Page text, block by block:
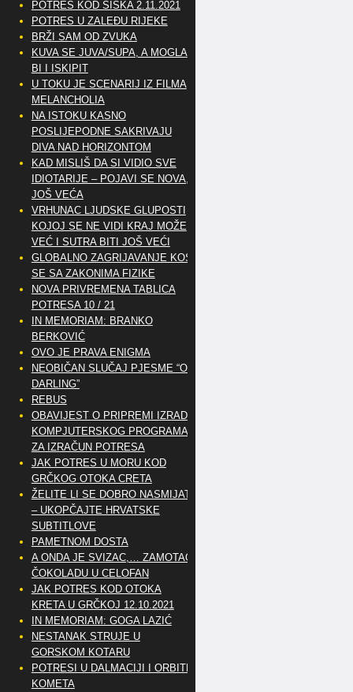
POTRES KOD SISKA 2.11.2021
POTRES U ZALEĐU RIJEKE
BRŽI SAM OD ZVUKA
KUVA SE JUVA/SUPA, A MOGLA
BI I ISKIPIT
U TOKU JE SCENARIJ IZ FILMA
MELANCHOLIA
NA ISTOKU KASNO
POSLIJEPODNE SAKRIVAJU
DIVA NAD HORIZONTOM
KAD MISLIŠ DA SI VIDIO SVE
IDIOTARIJE – POJAVI SE NOVA,..
JOŠ VEĆA
VRHUNAC LJUDSKE GLUPOSTI
KOJOJ SE NE VIDI KRAJ MOŽE
VEĆ I SUTRA BITI JOŠ VEĆI
GLOBALNO ZAGRIJAVANJE KOSI
SE SA ZAKONIMA FIZIKE
NOVA PRIVREMENA TABLICA
POTRESA 10 / 21
IN MEMORIAM: BRANKO
BERKOVIĆ
OVO JE PRAVA ENIGMA
NEOBIČAN SLUČAJ PJESME “OH
DARLING”
REBUS
OBAVIJEST O PRIPREMI IZRADE
KOMPJUTERSKOG PROGRAMA
ZA IZRAČUN POTRESA
JAK POTRES U MORU KOD
GRČKOG OTOKA CRETA
ŽELITE LI SE DOBRO NASMIJATI
– UKOPČAJTE HRVATSKE
SUBTITLOVE
PAMETNOM DOSTA
A ONDA JE SVIZAC,… ZAMOTAO
ČOKOLADU U CELOFAN
JAK POTRES KOD OTOKA
KRETA U GRČKOJ 12.10.2021
IN MEMORIAM: GOGA LAZIĆ
NESTANAK STRUJE U
GORSKOM KOTARU
POTRESI U DALMACIJI I ORBITE
KOMETA